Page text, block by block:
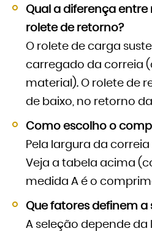
Qual a diferença entre
rolete de retorno?
O rolete de carga
carregado da correia
material). O rolete de
de baixo, no retorno
Como escolho o
Pela largura da
Veja a tabela acima
medida A é o
Que fatores definem a
A seleção depende da